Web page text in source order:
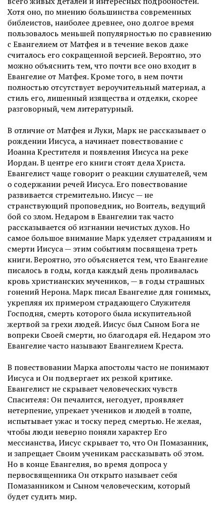
Хотя оно, по мнению большинства современных
библеистов, наиболее древнее, оно долгое время
пользовалось меньшей популярностью по сравнению
с Евангелием от Матфея и в течение веков даже
считалось его сокращенной версией. Вероятно, это
можно объяснить тем, что почти все оно входит в
Евангелие от Матфея. Кроме того, в нем почти
полностью отсутствует вероучительный материал, а
стиль его, лишенный изящества и отделки, скорее
разговорный, чем литературный.
В отличие от Матфея и Луки, Марк не рассказывает о
рождении Иисуса, а начинает повествование с
Иоанна Крестителя и появления Иисуса на реке
Иордан. В центре его книги стоят дела Христа.
Евангелист чаще говорит о реакции слушателей, чем
о содержании речей Иисуса. Его повествование
развивается стремительно. Иисус — не
странствующий проповедник, но Воитель, ведущий
бой со злом. Недаром в Евангелии так часто
рассказывается об изгнании нечистых духов. Но
самое большое внимание Марк уделяет страданиям и
смерти Иисуса — этим событиям посвящена треть
книги. Вероятно, это объясняется тем, что Евангелие
писалось в годы, когда каждый день проливалась
кровь христианских мучеников, — в годы страшных
гонений Нерона. Марк писал Евангелие для гонимых,
укрепляя их примером страдающего Служителя
Господня, смерть которого была искупительной
жертвой за грехи людей. Иисус был Сыном Бога не
вопреки Своей смерти, но благодаря ей. Недаром это
Евангелие часто называют Евангелием Креста.
В повествовании Марка апостолы часто не понимают
Иисуса и Он подвергает их резкой критике.
Евангелист не скрывает человеческих чувств
Спасителя: Он печалится, негодует, проявляет
нетерпение, упрекает учеников и людей в толпе,
испытывает ужас и тоску перед смертью. Не желая,
чтобы люди неверно поняли характер Его
мессианства, Иисус скрывает то, что Он Помазанник,
и запрещает Своим ученикам рассказывать об этом.
Но в конце Евангелия, во время допроса у
первосвященника Он открыто называет себя
Помазанником и Сыном человеческим, который
будет судить мир.